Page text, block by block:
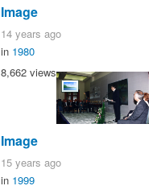
Image
14 years ago
in 1980
8,662 views
Image
15 years ago
in 1999